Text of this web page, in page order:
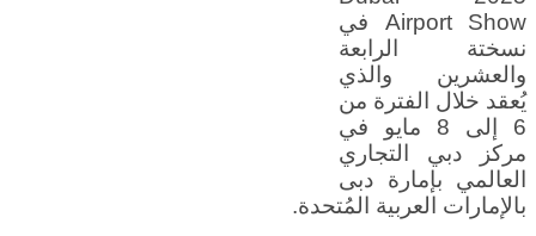
Airport Show في
نسختة الرابعة
والعشرين والذي
يُعقد خلال الفترة من
6 إلى 8 مايو في
مركز دبي التجاري
العالمي بإمارة دبى
بالإمارات العربية المُتحدة.